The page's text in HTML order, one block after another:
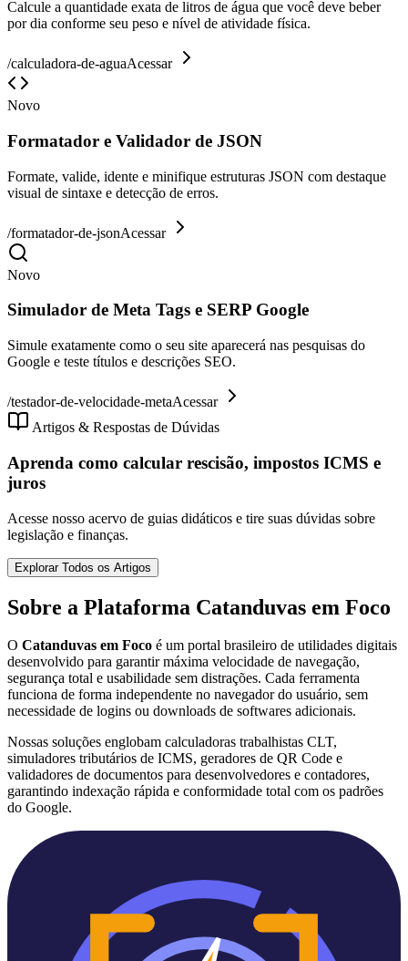
Calcule a quantidade exata de litros de água que você deve beber
por dia conforme seu peso e nível de atividade física.
/calculadora-de-aguaAcessar
Novo
Formatador e Validador de JSON
Formate, valide, idente e minifique estruturas JSON com destaque
visual de sintaxe e detecção de erros.
/formatador-de-jsonAcessar
Novo
Simulador de Meta Tags e SERP Google
Simule exatamente como o seu site aparecerá nas pesquisas do
Google e teste títulos e descrições SEO.
/testador-de-velocidade-metaAcessar
Artigos & Respostas de Dúvidas
Aprenda como calcular rescisão, impostos ICMS e
juros
Acesse nosso acervo de guias didáticos e tire suas dúvidas sobre
legislação e finanças.
Explorar Todos os Artigos
Sobre a Plataforma Catanduvas em Foco
O Catanduvas em Foco é um portal brasileiro de utilidades digitais
desenvolvido para garantir máxima velocidade de navegação,
segurança total e usabilidade sem distrações. Cada ferramenta
funciona de forma independente no navegador do usuário, sem
necessidade de logins ou downloads de softwares adicionais.
Nossas soluções englobam calculadoras trabalhistas CLT,
simuladores tributários de ICMS, geradores de QR Code e
validadores de documentos para desenvolvedores e contadores,
garantindo indexação rápida e conformidade total com os padrões
do Google.